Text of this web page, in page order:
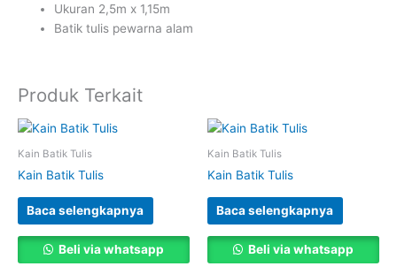
Ukuran 2,5m x 1,15m
Batik tulis pewarna alam
Produk Terkait
Kain Batik Tulis
Kain Batik Tulis
Baca selengkapnya
Beli via whatsapp
Kain Batik Tulis
Kain Batik Tulis
Baca selengkapnya
Beli via whatsapp